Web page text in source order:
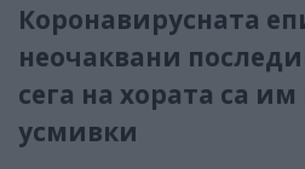
Коронавирусната
неочаквани
сега на хората са
усмивки